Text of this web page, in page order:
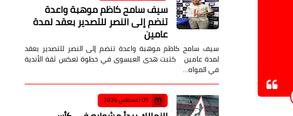
سيف سامح كاظم موهبة واعدة
تنضم إلى النصر للتصدير بعقد لمدة
عامين
سيف سامح كاظم موهبة واعدة تنضم إلى النصر للتصدير بعقد
لمدة عامين كتبت هدى العيسوى في خطوة تعكس ثقة الأندية
في المواه…
05 أغسطس 2026